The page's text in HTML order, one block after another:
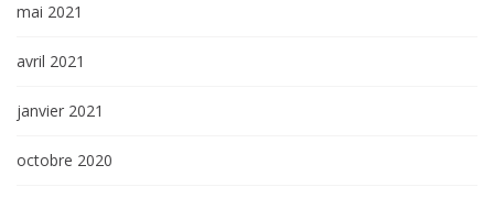
mai 2021
avril 2021
janvier 2021
octobre 2020